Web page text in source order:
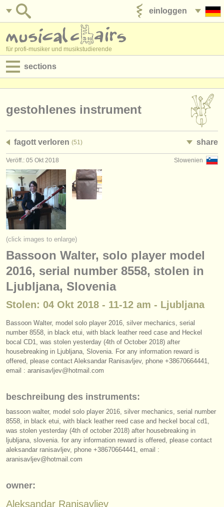
einloggen
für profi-musiker und musikstudierende
sections
jobs - verwaltung
degree courses
kurse
musikwettbewerbe
instrumentenverkauf
gestohlene instrumente
verzeichnisse:
orchester
jugendorchester
musicalchairs:
über musicalchairs
kontakt
rss feeds
nachrichten in der klassischen musik
verlage:
gestohlenes instrument
fagott verloren (51) share
Slowenien
Veröff.: 05 Okt 2018
(click images to enlarge)
Bassoon Walter, solo player model
2016, serial number 8558, stolen in
Ljubljana, Slovenia
Stolen: 04 Okt 2018 - 11-12 am - Ljubljana
Bassoon Walter, model solo player 2016, silver mechanics, serial
number 8558, in black etui, with black leather reed case and Heckel
bocal CD1, was stolen yesterday (4th of October 2018) after
housebreaking in Ljubljana, Slovenia. For any information reward is
offered, please contact Aleksandar Ranisavljev, phone +38670664441,
email : aranisavljev@hotmail.com
beschreibung des instruments:
bassoon walter, model solo player 2016, silver mechanics, serial number
8558, in black etui, with black leather reed case and heckel bocal cd1,
was stolen yesterday (4th of october 2018) after housebreaking in
ljubljana, slovenia. for any information reward is offered, please contact
aleksandar ranisavljev, phone +38670664441, email :
aranisavljev@hotmail.com
owner:
Aleksandar Ranisavljev